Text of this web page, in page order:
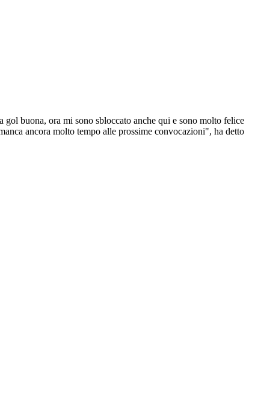
buona, ora mi sono sbloccato anche qui e sono molto felice
ancora molto tempo alle prossime convocazioni", ha detto